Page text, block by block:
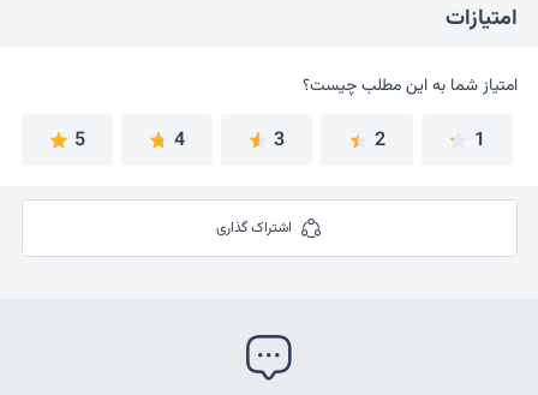
امتیازات
امتیاز شما به این مطلب چیست؟
امتیاز شما به این مطلب چیست؟
1
2
3
4
5
اشتراک گذاری